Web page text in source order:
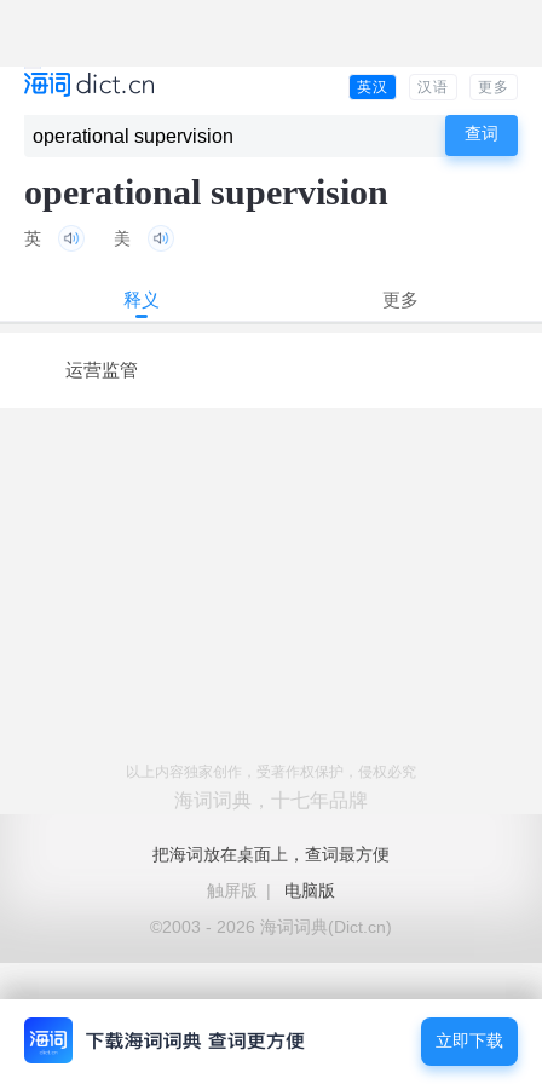
英汉 汉语 更多
operational supervision
英 美
释义 更多
运营监管
以上内容独家创作，受著作权保护，侵权必究
海词词典，十七年品牌
把海词放在桌面上，查词最方便
触屏版
|
电脑版
©2003 - 2026 海词词典(Dict.cn)
立即下载
立即下载